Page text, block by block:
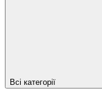
Всі категорії